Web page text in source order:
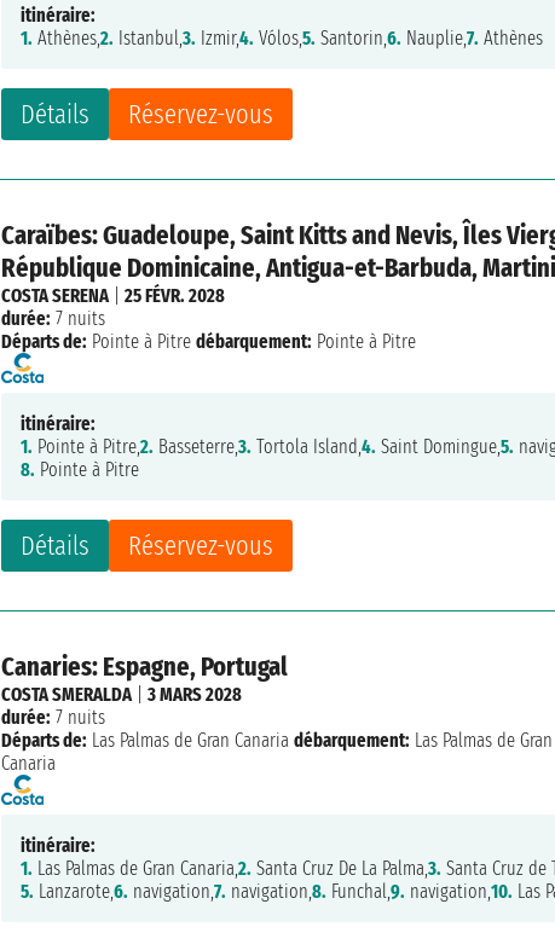
Détails Réservez-vous
itinéraire:
1. Athènes,2. Istanbul,3. Izmir,4. Vólos,5. Santorin,6. Nauplie,7. Athènes
Caraïbes: Guadeloupe, Saint Kitts and Nevis, Îles
République Dominicaine, Antigua-et-Barbuda,
Détails Réservez-vous
COSTA SERENA|25 FÉVR. 2028
durée: 7 nuits
Départs de: Pointe à Pitre débarquement: Pointe à Pitre
itinéraire:
1. Pointe à Pitre,2. Basseterre,3. Tortola Island,4. Saint Domingue,5.
8. Pointe à Pitre
Canaries: Espagne, Portugal
COSTA SMERALDA|3 MARS 2028
durée: 7 nuits
Départs de: Las Palmas de Gran Canaria débarquement: Las Palmas de Gran
Canaria
itinéraire:
1. Las Palmas de Gran Canaria,2. Santa Cruz De La Palma,3. Santa Cruz de
5. Lanzarote,6. navigation,7. navigation,8. Funchal,9. navigation,10. Las